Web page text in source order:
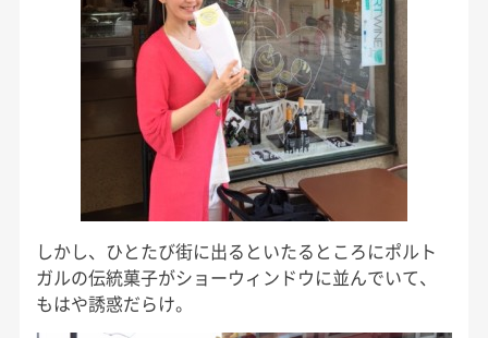
しかし、ひとたび街に出るといたるところにポルト
ガルの伝統菓子がショーウィンドウに並んでいて、
もはや誘惑だらけ。